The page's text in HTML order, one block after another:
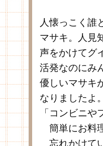
人懐っこく誰
マサキ。人見
声をかけてグ
活発なのにみ
優しいマサキ
なりましたよ
「コンビニ
簡単にお料
忘れかけて